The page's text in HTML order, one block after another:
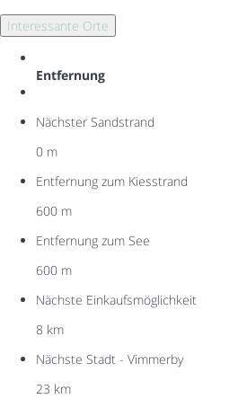
Interessante Orte
Entfernung
Nächster Sandstrand
0 m
Entfernung zum Kiesstrand
600 m
Entfernung zum See
600 m
Nächste Einkaufsmöglichkeit
8 km
Nächste Stadt - Vimmerby
23 km